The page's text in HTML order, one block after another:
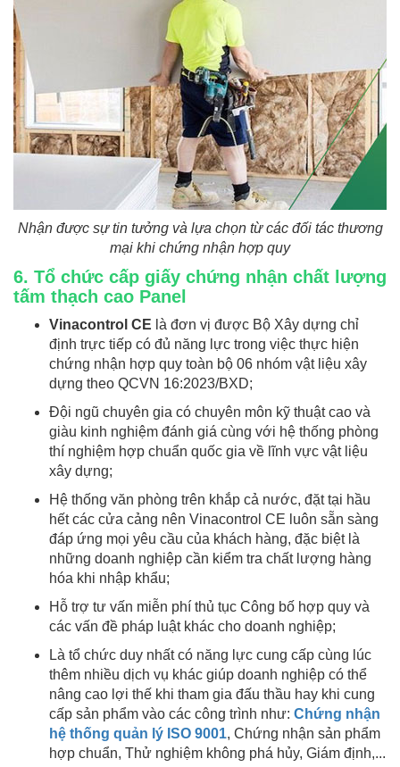
Nhận được sự tin tưởng và lựa chọn từ các đối tác thương
mại khi chứng nhận hợp quy
6. Tổ chức cấp giấy chứng nhận chất lượng
tấm thạch cao Panel
Vinacontrol CE là đơn vị được Bộ Xây dựng chỉ
định trực tiếp có đủ năng lực trong việc thực hiện
chứng nhận hợp quy toàn bộ 06 nhóm vật liệu xây
dựng theo QCVN 16:2023/BXD;
Đội ngũ chuyên gia có chuyên môn kỹ thuật cao và
giàu kinh nghiệm đánh giá cùng với hệ thống phòng
thí nghiệm hợp chuẩn quốc gia về lĩnh vực vật liệu
xây dựng;
Hệ thống văn phòng trên khắp cả nước, đặt tại hầu
hết các cửa cảng nên Vinacontrol CE luôn sẵn sàng
đáp ứng mọi yêu cầu của khách hàng, đặc biệt là
những doanh nghiệp cần kiểm tra chất lượng hàng
hóa khi nhập khẩu;
Hỗ trợ tư vấn miễn phí thủ tục Công bố hợp quy và
các vấn đề pháp luật khác cho doanh nghiệp;
Là tổ chức duy nhất có năng lực cung cấp cùng lúc
thêm nhiều dịch vụ khác giúp doanh nghiệp có thể
nâng cao lợi thế khi tham gia đấu thầu hay khi cung
cấp sản phẩm vào các công trình như: Chứng nhận
hệ thống quản lý ISO 9001, Chứng nhận sản phẩm
hợp chuẩn, Thử nghiệm không phá hủy, Giám định,...